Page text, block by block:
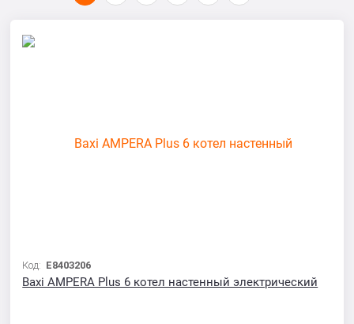
Код: E8403206
Baxi AMPERA Plus 6 котел настенный электрический